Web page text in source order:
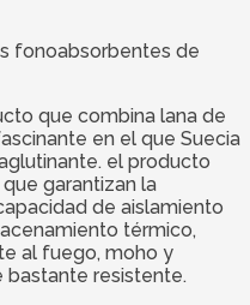
que combina lana de
en el que Suecia
el producto
garantizan la
de aislamiento
térmico,
al fuego, moho y
resistente.